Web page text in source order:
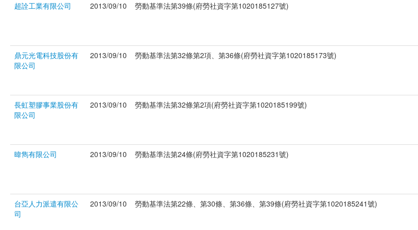
超詮工業有限公司
2013/09/10 勞動基準法第39條(府勞社資字第1020185127號)
鼎元光電科技股份有
限公司
2013/09/10 勞動基準法第32條第2項、第36條(府勞社資字第1020185173號)
長虹塑膠事業股份有
限公司
2013/09/10 勞動基準法第32條第2項(府勞社資字第1020185199號)
暐雋有限公司
2013/09/10 勞動基準法第24條(府勞社資字第1020185231號)
台亞人力派遣有限公
司
2013/09/10 勞動基準法第22條、第30條、第36條、第39條(府勞社資字第1020185241號)